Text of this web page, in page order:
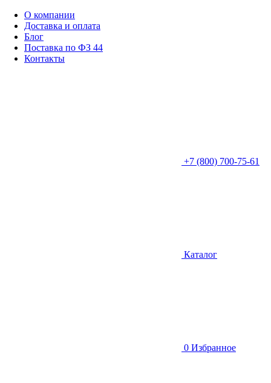
О компании
Доставка и оплата
Блог
Поставка по ФЗ 44
Контакты
+7 (800) 700-75-61
Каталог
0 Избранное